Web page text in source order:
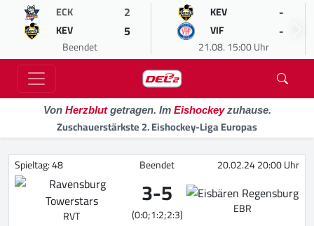
ECK 2
KEV 5
Beendet
KEV -
VIF -
21.08. 15:00 Uhr
Von Herzblutgetragen. Im Eishockeyzuhause.
Zuschauerstärkste 2. Eishockey-Liga Europas
Spieltag: 48 Beendet 20.02.24 20:00 Uhr
RVT
3-5
(0:0;1:2;2:3)
EBR